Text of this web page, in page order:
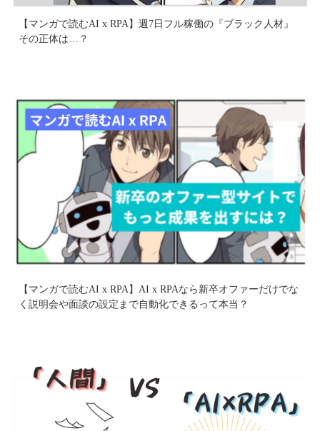
【マンガで読むAI x RPA】週7日フル稼働の『ブラック人材』
その正体は…？
【マンガで読むAI x RPA】AI x RPAなら新卒オファーだけでな
く説明会や面談の設定まで自動化できるって本当？